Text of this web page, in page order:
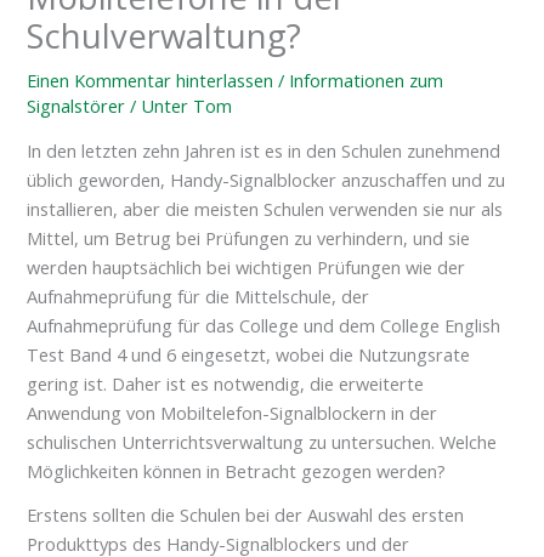
Schulverwaltung?
Einen Kommentar hinterlassen / Informationen zum
Signalstörer / Unter Tom
In den letzten zehn Jahren ist es in den Schulen zunehmend
üblich geworden, Handy-Signalblocker anzuschaffen und zu
installieren, aber die meisten Schulen verwenden sie nur als
Mittel, um Betrug bei Prüfungen zu verhindern, und sie
werden hauptsächlich bei wichtigen Prüfungen wie der
Aufnahmeprüfung für die Mittelschule, der
Aufnahmeprüfung für das College und dem College English
Test Band 4 und 6 eingesetzt, wobei die Nutzungsrate
gering ist. Daher ist es notwendig, die erweiterte
Anwendung von Mobiltelefon-Signalblockern in der
schulischen Unterrichtsverwaltung zu untersuchen. Welche
Möglichkeiten können in Betracht gezogen werden?
Erstens sollten die Schulen bei der Auswahl des ersten
Produkttyps des Handy-Signalblockers und der